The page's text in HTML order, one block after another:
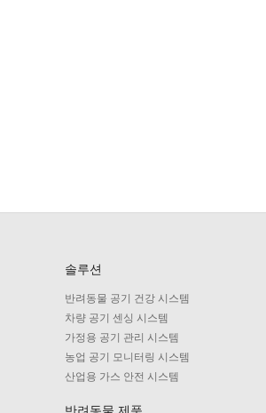
솔루션
반려동물 공기 건강 시스템
차량 공기 센싱 시스템
가정용 공기 관리 시스템
농업 공기 모니터링 시스템
산업용 가스 안전 시스템
반려동물 제품